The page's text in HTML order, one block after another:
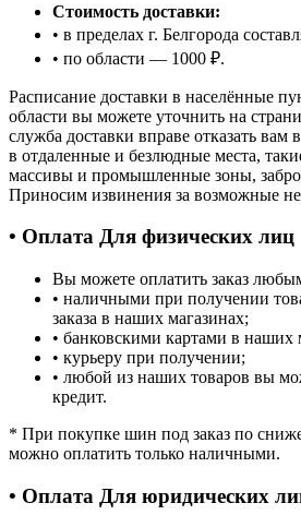
Стоимость доставки:
• в пределах г. Белгорода
• по области — 1000 ₽.
Расписание доставки в населённые
области вы можете уточнить на
служба доставки вправе отказать вам
в отдаленные и безлюдные места,
массивы и промышленные зоны,
Приносим извинения за возможные
• Оплата Для физических лиц
Вы можете оплатить заказ
• наличными при получении
заказа в наших магазинах;
• банковскими картами в наших
• курьеру при получении;
• любой из наших товаров вы
кредит.
* При покупке шин под заказ по
можно оплатить только наличными.
• Оплата Для юридических